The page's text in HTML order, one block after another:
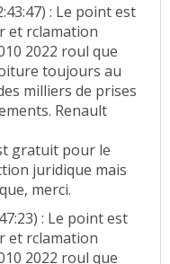
: Le point est
et rclamation
2022 roul que
toujours au
milliers de prises
Renault
gratuit pour le
juridique mais
merci.
: Le point est
et rclamation
2022 roul que